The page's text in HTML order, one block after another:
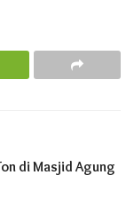
di Masjid Agung